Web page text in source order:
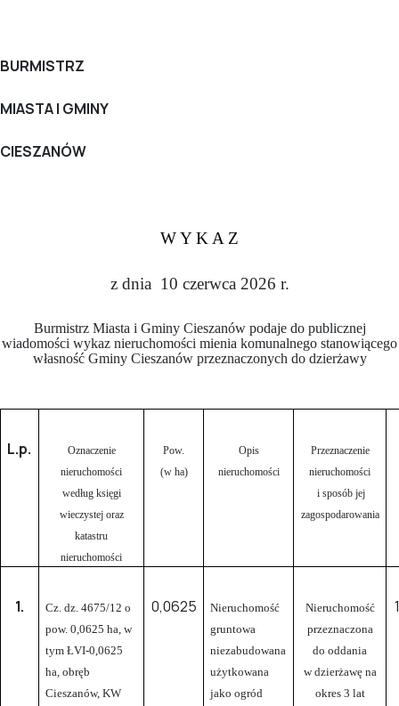
BURMISTRZ
MIASTA I GMINY
CIESZANÓW
W Y K A Z
z dnia 10 czerwca 2026 r.
Burmistrz Miasta i Gminy Cieszanów podaje do publicznej
wiadomości wykaz nieruchomości mienia komunalnego stanowiącego
własność Gminy Cieszanów przeznaczonych do dzierżawy
L.p.
Oznaczenie
nieruchomości
według księgi
wieczystej oraz
katastru
nieruchomości
Pow.
(w ha)
Opis
nieruchomości
Przeznaczenie
nieruchomości
i sposób jej
zagospodarowania
1.
Cz. dz. 4675/12 o
pow. 0,0625 ha, w
tym ŁVI-0,0625
ha, obręb
Cieszanów, KW
0,0625
Nieruchomość
gruntowa
niezabudowana
użytkowana
jako ogród
Nieruchomość
przeznaczona
do oddania
w dzierżawę na
okres 3 lat